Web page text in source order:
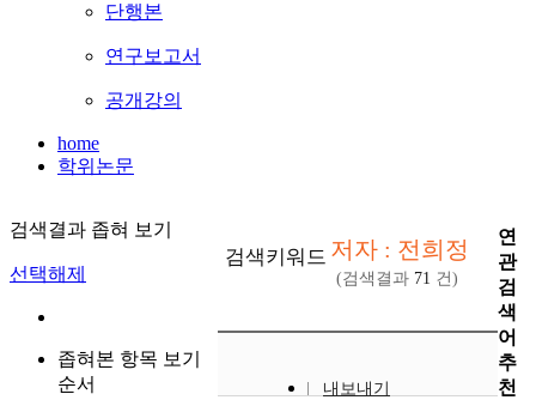
단행본
연구보고서
공개강의
home
학위논문
검색결과 좁혀 보기
선택해제
좁혀본 항목 보기
순서
검색키워드 저자 : 전희정
(검색결과 71 건)
내보내기
연
관
검
색
어
추
천